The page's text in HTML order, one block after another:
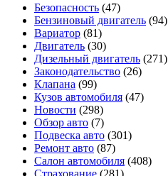
Безопасность (47)
Бензиновый двигатель (94)
Вариатор (81)
Двигатель (30)
Дизельный двигатель (271)
Законодательство (26)
Клапана (99)
Кузов автомобиля (47)
Новости (298)
Обзор авто (7)
Подвеска авто (301)
Ремонт авто (87)
Салон автомобиля (408)
Страхование (281)